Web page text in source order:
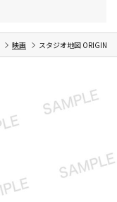
映画 スタジオ地図